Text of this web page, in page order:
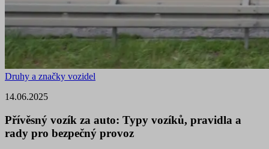
Druhy a značky vozidel
14.06.2025
Přívěsný vozík za auto: Typy vozíků, pravidla a
rady pro bezpečný provoz